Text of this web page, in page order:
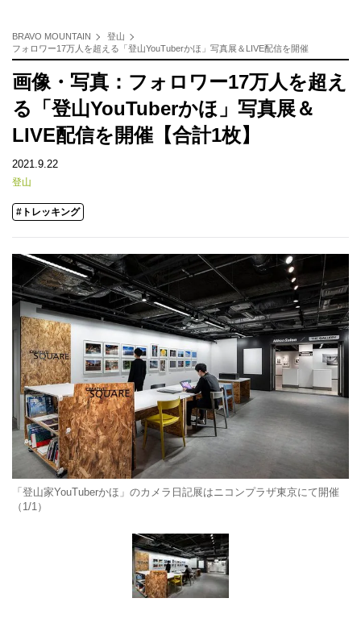
BRAVO MOUNTAIN
登山
フォロワー17万人を超える「登山YouTuberかほ」写真展＆LIVE配信を開催
画像・写真：フォロワー17万人を超え
る「登山YouTuberかほ」写真展＆
LIVE配信を開催【合計1枚】
2021.9.22
登山
#トレッキング
「登山家YouTuberかほ」のカメラ日記展はニコンプラザ東京にて開催
（1/1）